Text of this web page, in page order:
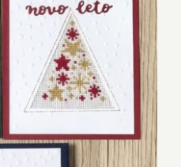
IZDELKI ZA